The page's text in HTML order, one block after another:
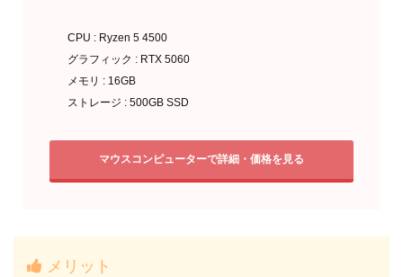
CPU : Ryzen 5 4500
グラフィック : RTX 5060
メモリ : 16GB
ストレージ : 500GB SSD
マウスコンピューターで詳細・価格を見る
メリット